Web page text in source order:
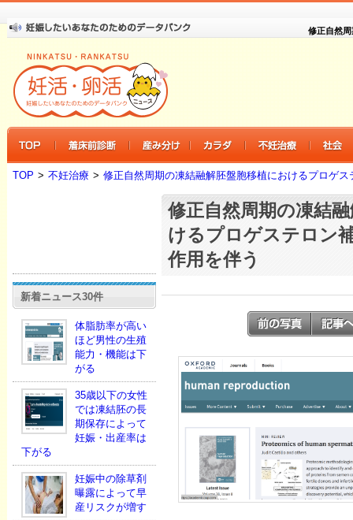
修正自然
TOP > 不妊治療 > 修正自然周期の凍結融解胚盤胞移植におけるプロゲ
新着ニュース30件
体脂肪率が高い
ほど男性の生殖
能力・機能は下
がる
35歳以下の女性
では凍結胚の長
期保存によって
妊娠・出産率は
下がる
妊娠中の除草剤
曝露によって早
産リスクが増す
修正自然周期の凍結
けるプロゲステロン
作用を伴う